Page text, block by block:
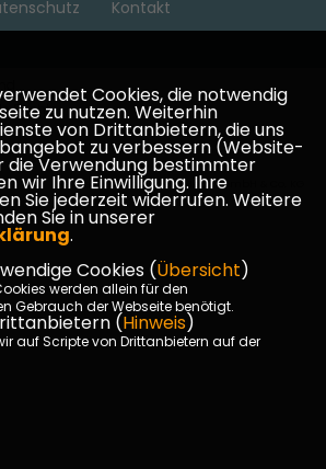
Kontakt
Rechte
Realisation: Sharkness Media GmbH & Co. KG
Cookies, die notwendig
zu nutzen. Weiterhin
von Drittanbietern, die uns
zu verbessern (Website-
die Verwendung bestimmter
wir Ihre Einwilligung. Ihre
Sie jederzeit widerrufen. Weitere
Sie in unserer
.
Cookies (Übersicht)
werden allein für den
Gebrauch der Webseite benötigt.
(Hinweis)
auf Scripte von Drittanbietern auf der